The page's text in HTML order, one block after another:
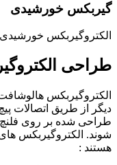
گیربکس خورشیدی
الکتروگیربکس
طراحی
الکتروگیربکس
دیگر از طریق اتصالات
طراحی شده بر روی
شوند. الکتروگیربکس
هستند :